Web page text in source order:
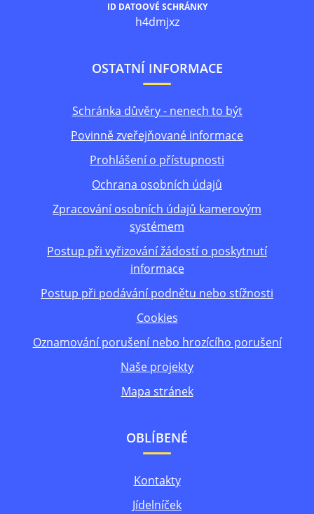
ID DATOOVÉ SCHRÁNKY
h4dmjxz
OSTATNÍ INFORMACE
Schránka důvěry - nenech to být
Povinně zveřejňované informace
Prohlášení o přístupnosti
Ochrana osobních údajů
Zpracování osobních údajů kamerovým
systémem
Postup při vyřizování žádostí o poskytnutí
informace
Postup při podávání podnětu nebo stížnosti
Cookies
Oznamování porušení nebo hrozícího porušení
Naše projekty
Mapa stránek
OBLÍBENÉ
Kontakty
Jídelníček